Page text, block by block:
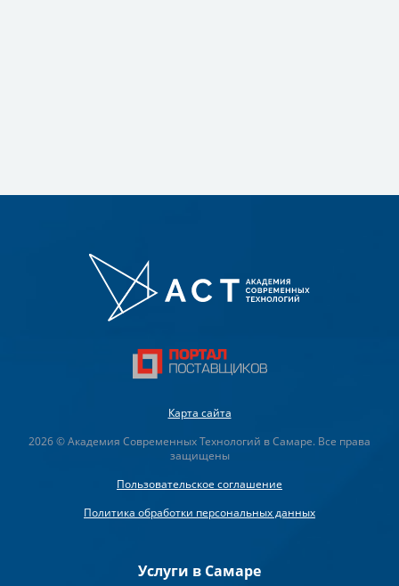
Карта сайта
2026 © Академия Современных Технологий в Самаре. Все права
защищены
Пользовательское соглашение
Политика обработки персональных данных
Услуги в Самаре